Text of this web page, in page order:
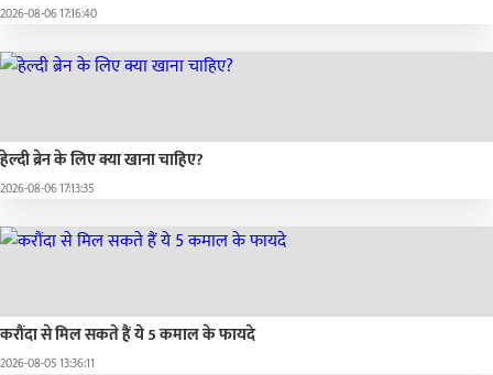
2026-08-06 17:16:40
हेल्दी ब्रेन के लिए क्या खाना चाहिए?
2026-08-06 17:13:35
करौंदा से मिल सकते हैं ये 5 कमाल के फायदे
2026-08-05 13:36:11